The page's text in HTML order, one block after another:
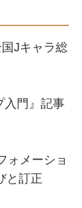
Jキャラ総
入門』記事
ォメーショ
と訂正